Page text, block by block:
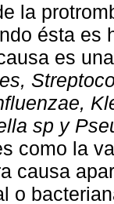
la
ésta es
es
sp y
como la
causa
o